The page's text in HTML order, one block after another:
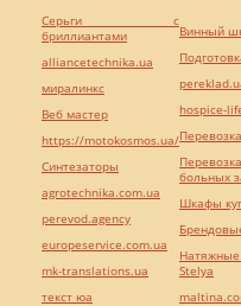
Серьги с
бриллиантами
alliancetechnika.ua
миралинкс
Веб мастер
https://motokosmos.ua/
Синтезаторы
agrotechnika.com.ua
perevod.agency
europeservice.com.ua
mk-translations.ua
текст юа
Винный
hospice-
больных
Шкафы
Stelya